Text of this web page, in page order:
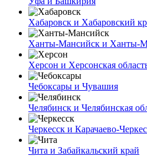
Хабаровск и Хабаровский
Ханты-Мансийск и Ханты-
Херсон и Херсонская
Чебоксары и Чувашия
Челябинск и Челябинская
Черкесск и Карачаево-
Чита и Забайкальский край